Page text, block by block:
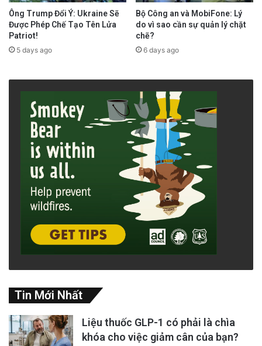
Ông Trump Đổi Ý: Ukraine Sẽ
Được Phép Chế Tạo Tên Lửa
Patriot!
5 days ago
Bộ Công an và MobiFone: Lý
do vì sao cần sự quản lý chặt
chẽ?
6 days ago
Tin Mới Nhất
Liệu thuốc GLP-1 có phải là chìa
khóa cho việc giảm cân của bạn?